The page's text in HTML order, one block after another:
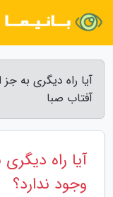
آیا راه دیگری به
آفتاب صبا
آیا راه
وجود ندارد؟